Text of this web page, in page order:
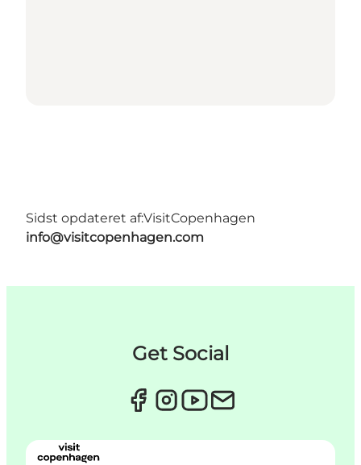
Sidst opdateret af:VisitCopenhagen
info@visitcopenhagen.com
Get Social